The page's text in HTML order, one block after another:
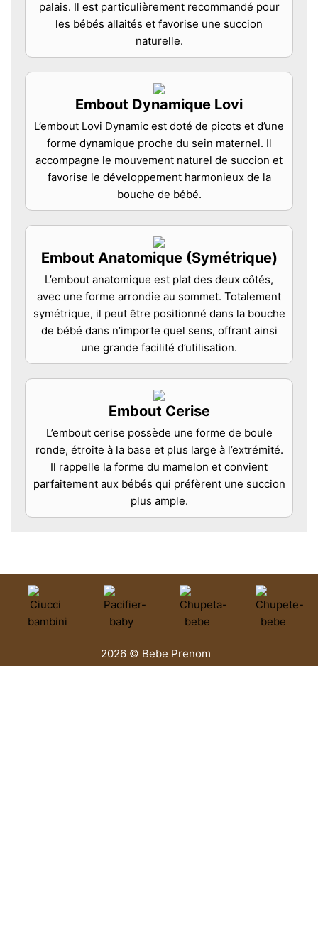
palais. Il est particulièrement recommandé pour
les bébés allaités et favorise une succion
naturelle.
Embout Dynamique Lovi
L’embout Lovi Dynamic est doté de picots et d’une
forme dynamique proche du sein maternel. Il
accompagne le mouvement naturel de succion et
favorise le développement harmonieux de la
bouche de bébé.
Embout Anatomique (Symétrique)
L’embout anatomique est plat des deux côtés,
avec une forme arrondie au sommet. Totalement
symétrique, il peut être positionné dans la bouche
de bébé dans n’importe quel sens, offrant ainsi
une grande facilité d’utilisation.
Embout Cerise
L’embout cerise possède une forme de boule
ronde, étroite à la base et plus large à l’extrémité.
Il rappelle la forme du mamelon et convient
parfaitement aux bébés qui préfèrent une succion
plus ample.
2026 © Bebe Prenom